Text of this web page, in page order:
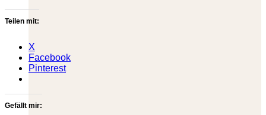
Teilen mit:
X
Facebook
Pinterest
Gefällt mir: